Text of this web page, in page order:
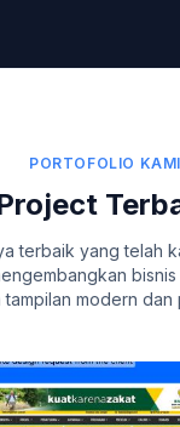
PORTOFOLIO KAMI
terbaik yang telah
modern dan